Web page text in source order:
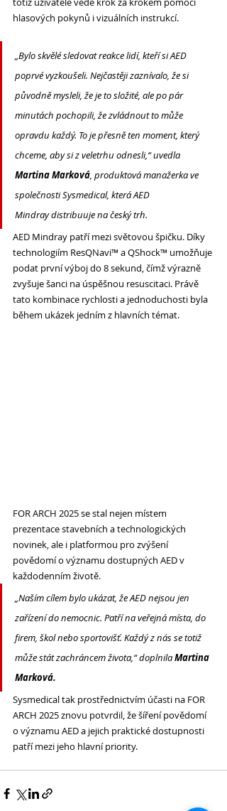
hlasových pokynů i vizuálních instrukcí.
„Bylo skvělé sledovat reakce lidí, kteří si AED
poprvé vyzkoušeli. Nejčastěji zaznívalo, že si
původně mysleli, že je to složité, ale po pár
minutách pochopili, že zvládnout to může
opravdu každý. To je přesně ten moment, který
chceme, aby si z veletrhu odnesli,“ uvedla
Martina Marková, produktová manažerka ve
společnosti Sysmedical, která AED
Mindray distribuuje na český trh.
AED Mindray patří mezi světovou špičku. Díky
technologiím ResQNavi™ a QShock™ umožňuje
podat první výboj do 8 sekund, čímž výrazně
zvyšuje šanci na úspěšnou resuscitaci. Právě
tato kombinace rychlosti a jednoduchosti byla
během ukázek jedním z hlavních témat.
FOR ARCH 2025 se stal nejen místem
prezentace stavebních a technologických
novinek, ale i platformou pro zvýšení
povědomí o významu dostupných AED v
každodenním životě.
„Naším cílem bylo ukázat, že AED nejsou jen
zařízení do nemocnic. Patří na veřejná místa, do
firem, škol nebo sportovišť. Každý z nás se totiž
může stát zachráncem života,“ doplnila Martina
Marková.
Sysmedical tak prostřednictvím účasti na FOR
ARCH 2025 znovu potvrdil, že šíření povědomí
o významu AED a jejich praktické dostupnosti
patří mezi jeho hlavní priority.